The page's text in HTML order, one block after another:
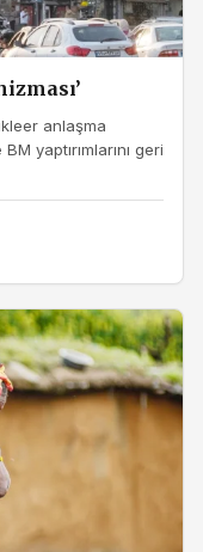
anlaşma
yaptırımlarını geri